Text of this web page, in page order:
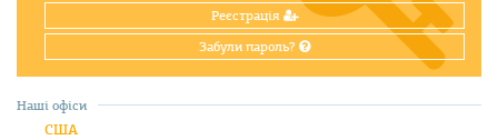
Реєстрація
Забули пароль?
Наші офіси
США